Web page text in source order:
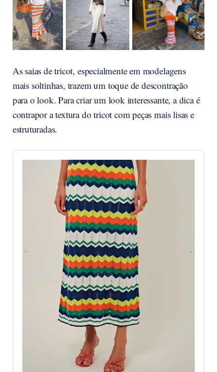
As saias de tricot, especialmente em modelagens
mais soltinhas, trazem um toque de descontração
para o look. Para criar um look interessante, a dica é
contrapor a textura do tricot com peças mais lisas e
estruturadas.